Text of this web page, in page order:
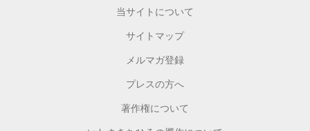
当サイトについて
サイトマップ
メルマガ登録
プレスの方へ
著作権について